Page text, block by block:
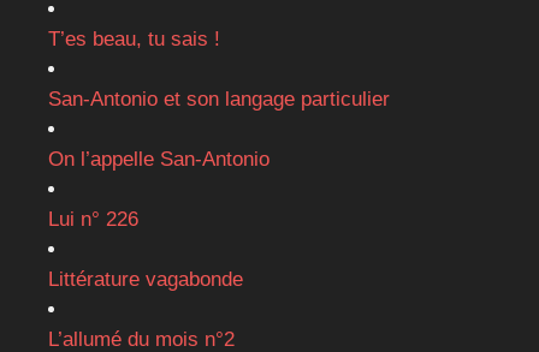
T’es beau, tu sais !
San-Antonio et son langage particulier
On l’appelle San-Antonio
Lui n° 226
Littérature vagabonde
L’allumé du mois n°2